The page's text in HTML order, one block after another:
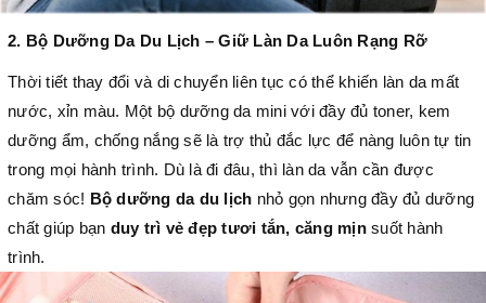
2. Bộ Dưỡng Da Du Lịch – Giữ Làn Da Luôn Rạng Rỡ
Thời tiết thay đổi và di chuyển liên tục có thể khiến làn da mất
nước, xỉn màu. Một bộ dưỡng da mini với đầy đủ toner, kem
dưỡng ẩm, chống nắng sẽ là trợ thủ đắc lực để nàng luôn tự tin
trong mọi hành trình. Dù là đi đâu, thì làn da vẫn cần được
chăm sóc! Bộ dưỡng da du lịch nhỏ gọn nhưng đầy đủ dưỡng
chất giúp bạn duy trì vẻ đẹp tươi tắn, căng mịnsuốt hành
trình.